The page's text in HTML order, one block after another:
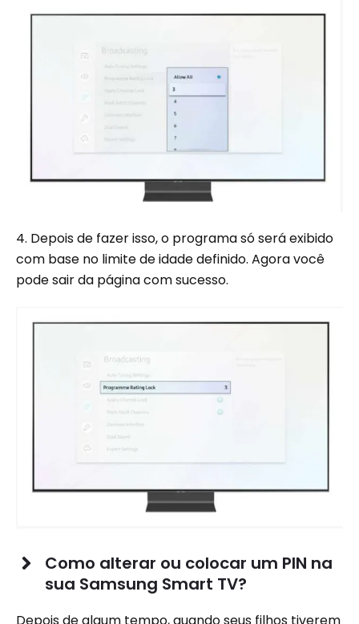
4. Depois de fazer isso, o programa só será exibido
com base no limite de idade definido. Agora você
pode sair da página com sucesso.
Como alterar ou colocar um PIN na
sua Samsung Smart TV?
Depois de algum tempo, quando seus filhos tiverem